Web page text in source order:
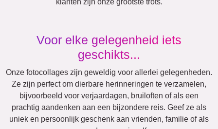
Definitieposter
XXL